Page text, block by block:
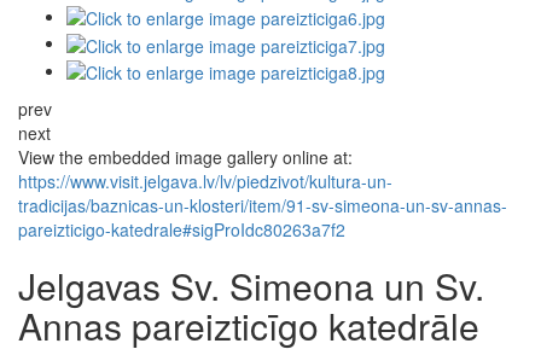
prev
next
View the embedded image gallery online at:
https://www.visit.jelgava.lv/lv/piedzivot/kultura-un-
tradicijas/baznicas-un-klosteri/item/91-sv-simeona-un-sv-annas-
pareizticigo-katedrale#sigProIdc80263a7f2
Jelgavas Sv. Simeona un Sv.
Annas pareizticīgo katedrāle